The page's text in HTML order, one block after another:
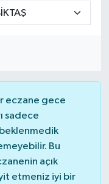
eczane gece
sadece
Bu
açık
etmeniz iyi bir